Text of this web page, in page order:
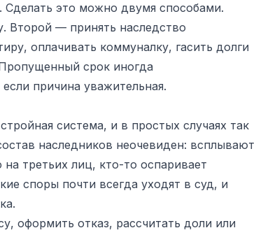
Сделать это можно двумя способами.
Второй — принять наследство
оплачивать коммуналку, гасить долги
срок иногда
причина уважительная.
система, и в простых случаях так
наследников неочевиден: всплывают
третьих лиц, кто-то оспаривает
споры почти всегда уходят в суд, и
оформить отказ, рассчитать доли или